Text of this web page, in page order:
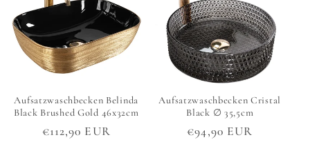
o
r
e
Aufsatzwaschbecken Belinda
Black Brushed Gold 46x32cm
Normaler
€112,90 EUR
Aufsatzwaschbecken Cristal
Black ∅ 35,5cm
Normaler
€94,90 EUR